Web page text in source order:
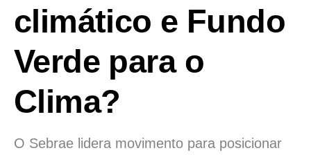
climático e Fundo
Verde para o
Clima?
O Sebrae lidera movimento para posicionar